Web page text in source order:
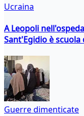
Ucraina
A Leopoli
Sant'Egidio è
Guerre dimenticate